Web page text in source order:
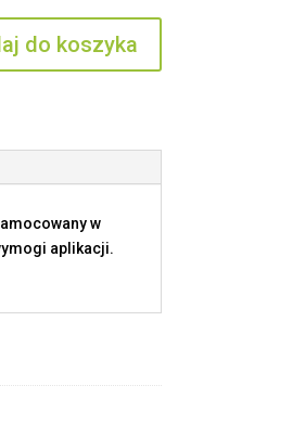
do koszyka
w
aplikacji.